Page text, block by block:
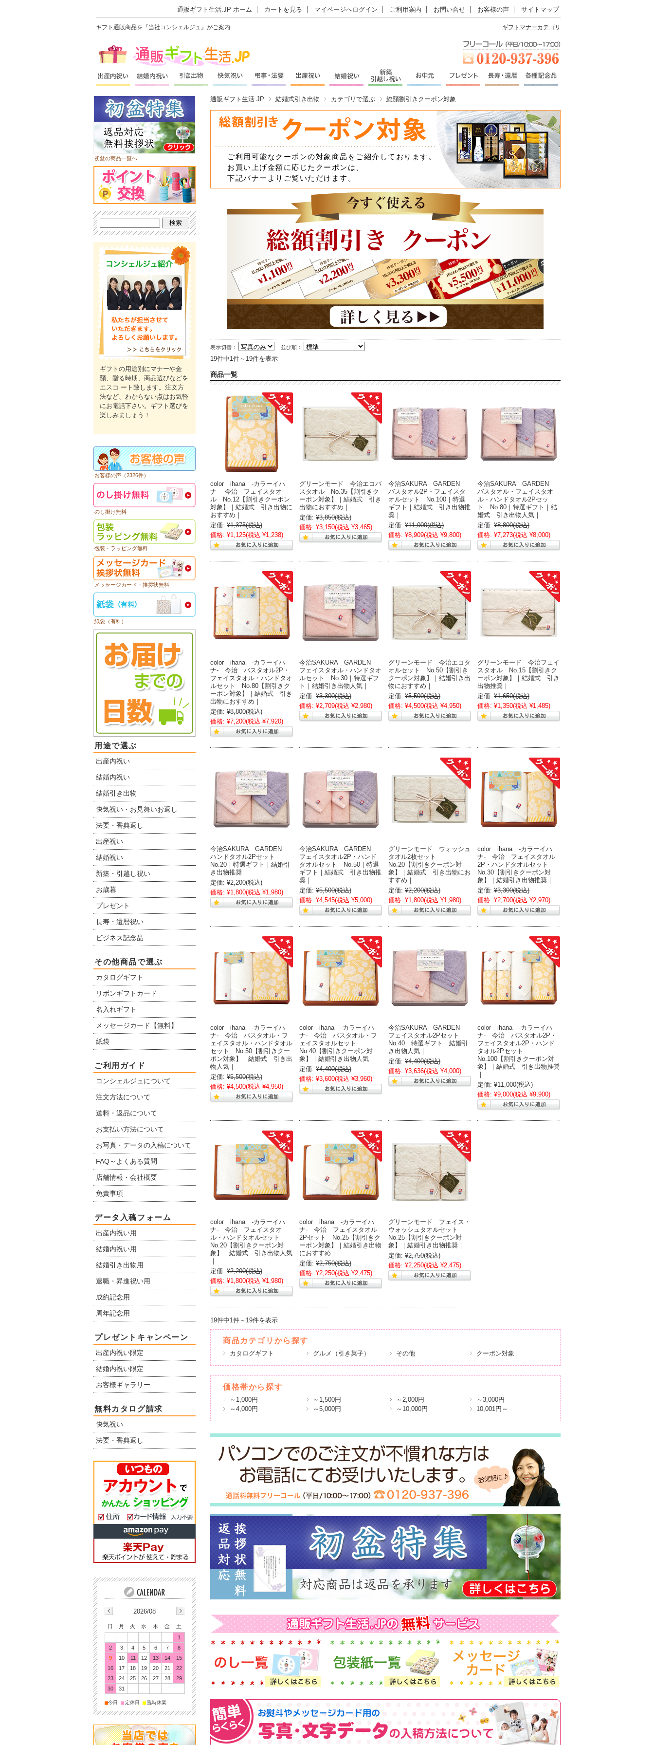
通販ギフト生活.JP ホーム カートを見る マイページへログイン ご利用案内 お問い合せ お客様の声 サイトマップ
ギフト通販商品を『当社コンシェルジュ』がご案内 ギフトマナーカテゴリ
通販ギフト生活.JP 結婚式引き出物 カテゴリで選ぶ 総額割引きクーポン対象
ご利用可能なクーポンの対象商品をご紹介しております。
お買い上げ金額に応じたクーポンは、
下記バナーよりご覧いただけます。
表示切替： 並び順：
19件中1件～19件を表示
商品一覧
color ihana -カラーイハ
ナ- 今治 フェイスタオ
ル No.12【割引きクーポン
対象】｜結婚式 引き出物に
おすすめ｜
定価: ¥1,375(税込)
価格: ¥1,125(税込 ¥1,238)
グリーンモード 今治エコバ
スタオル No.35【割引きク
ーポン対象】｜結婚式 引き
出物におすすめ｜
定価: ¥3,850(税込)
価格: ¥3,150(税込 ¥3,465)
今治SAKURA GARDEN
バスタオル2P・フェイスタ
オルセット No.100｜特選
ギフト｜結婚式 引き出物推
奨｜
定価: ¥11,000(税込)
価格: ¥8,909(税込 ¥9,800)
今治SAKURA GARDEN
バスタオル・フェイスタオ
ル・ハンドタオル2Pセッ
ト No.80｜特選ギフト｜結
婚式 引き出物人気｜
定価: ¥8,800(税込)
価格: ¥7,273(税込 ¥8,000)
color ihana -カラーイハ
ナ- 今治 バスタオル2P・
フェイスタオル・ハンドタオ
ルセット No.80【割引きク
ーポン対象】｜結婚式 引き
出物におすすめ｜
定価: ¥8,800(税込)
価格: ¥7,200(税込 ¥7,920)
今治SAKURA GARDEN
フェイスタオル・ハンドタオ
ルセット No.30｜特選ギフ
ト｜結婚引き出物人気｜
定価: ¥3,300(税込)
価格: ¥2,709(税込 ¥2,980)
グリーンモード 今治エコタ
オルセット No.50【割引き
クーポン対象】｜結婚引き出
物におすすめ｜
定価: ¥5,500(税込)
価格: ¥4,500(税込 ¥4,950)
グリーンモード 今治フェイ
スタオル No.15【割引きク
ーポン対象】｜結婚式 引き
出物推奨｜
定価: ¥1,650(税込)
価格: ¥1,350(税込 ¥1,485)
今治SAKURA GARDEN
ハンドタオル2Pセット
No.20｜特選ギフト｜結婚引
き出物推奨｜
定価: ¥2,200(税込)
価格: ¥1,800(税込 ¥1,980)
今治SAKURA GARDEN
フェイスタオル2P・ハンド
タオルセット No.50｜特選
ギフト｜結婚式 引き出物推
奨｜
定価: ¥5,500(税込)
価格: ¥4,545(税込 ¥5,000)
グリーンモード ウォッシュ
タオル2枚セット
No.20【割引きクーポン対
象】｜結婚式 引き出物にお
すすめ｜
定価: ¥2,200(税込)
価格: ¥1,800(税込 ¥1,980)
color ihana -カラーイハ
ナ- 今治 フェイスタオル
2P・ハンドタオルセット
No.30【割引きクーポン対
象】｜結婚引き出物推奨｜
定価: ¥3,300(税込)
価格: ¥2,700(税込 ¥2,970)
color ihana -カラーイハ
ナ- 今治 バスタオル・フ
ェイスタオル・ハンドタオル
セット No.50【割引きクー
ポン対象】｜結婚式 引き出
物人気｜
定価: ¥5,500(税込)
価格: ¥4,500(税込 ¥4,950)
color ihana -カラーイハ
ナ- 今治 バスタオル・フ
ェイスタオルセット
No.40【割引きクーポン対
象】｜結婚引き出物人気｜
定価: ¥4,400(税込)
価格: ¥3,600(税込 ¥3,960)
今治SAKURA GARDEN
フェイスタオル2Pセット
No.40｜特選ギフト｜結婚引
き出物人気｜
定価: ¥4,400(税込)
価格: ¥3,636(税込 ¥4,000)
color ihana -カラーイハ
ナ- 今治 バスタオル2P・
フェイスタオル2P・ハンド
タオル2Pセット
No.100【割引きクーポン対
象】｜結婚式 引き出物推奨
｜
定価: ¥11,000(税込)
価格: ¥9,000(税込 ¥9,900)
color ihana -カラーイハ
ナ- 今治 フェイスタオ
ル・ハンドタオルセット
No.20【割引きクーポン対
象】｜結婚式 引き出物人気
｜
定価: ¥2,200(税込)
価格: ¥1,800(税込 ¥1,980)
color ihana -カラーイハ
ナ- 今治 フェイスタオル
2Pセット No.25【割引きク
ーポン対象】｜結婚引き出物
におすすめ｜
定価: ¥2,750(税込)
価格: ¥2,250(税込 ¥2,475)
グリーンモード フェイス・
ウォッシュタオルセット
No.25【割引きクーポン対
象】｜結婚引き出物推奨｜
定価: ¥2,750(税込)
価格: ¥2,250(税込 ¥2,475)
19件中1件～19件を表示
商品カテゴリから探す
カタログギフト グルメ（引き菓子） その他 クーポン対象
価格帯から探す
～1,000円
～4,000円
～1,500円
～5,000円
～2,000円
～10,000円
～3,000円
10,001円～
初盆の商品一覧へ
ギフトの用途別にマナーや金
額、贈る時期、商品選びなどを
エスコ ート致します。注文方
法など、わからない点はお気軽
にお電話下さい。ギフト選びを
楽しみましょう！
お客様の声（2326件）
のし掛け無料
包装・ラッピング無料
メッセージカード・挨拶状無料
紙袋（有料）
用途で選ぶ
出産内祝い
結婚内祝い
結婚引き出物
快気祝い・お見舞いお返し
法要・香典返し
出産祝い
結婚祝い
新築・引越し祝い
お歳暮
プレゼント
長寿・還暦祝い
ビジネス記念品
その他商品で選ぶ
カタログギフト
リボンギフトカード
名入れギフト
メッセージカード【無料】
紙袋
ご利用ガイド
コンシェルジュについて
注文方法について
送料・返品について
お支払い方法について
お写真・データの入稿について
FAQ～よくある質問
店舗情報・会社概要
免責事項
データ入稿フォーム
出産内祝い用
結婚内祝い用
結婚引き出物用
退職・昇進祝い用
成約記念用
周年記念用
プレゼントキャンペーン
出産内祝い限定
結婚内祝い限定
お客様ギャラリー
無料カタログ請求
快気祝い
法要・香典返し
2026/08
日 月 火 水 木 金
土
1
2
3 4 5 6 7
8
9
10 11 12 13 14
15
16
17 18 19 20 21
22
23
24 25 26 27 28
29
30
31
■今日 ■定休日 ■臨時休業